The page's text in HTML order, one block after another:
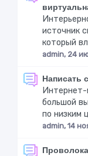
источник
который
admin, 24
Написать
Интернет-
большой
по низким
admin, 14